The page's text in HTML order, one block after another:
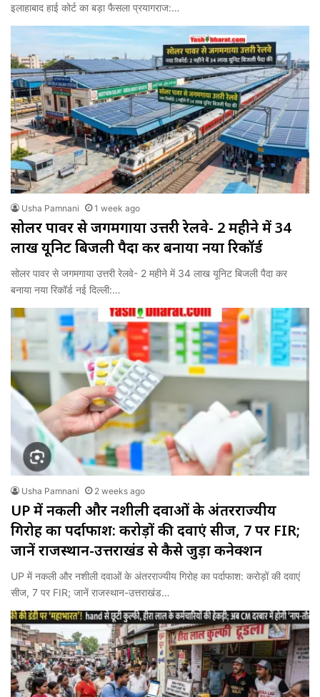
इलाहाबाद हाई कोर्ट का बड़ा फैसला प्रयागराज:…
Usha Pamnani 1 week ago
सोलर पावर से जगमगाया उत्तरी रेलवे- 2 महीने में 34
लाख यूनिट बिजली पैदा कर बनाया नया रिकॉर्ड
सोलर पावर से जगमगाया उत्तरी रेलवे- 2 महीने में 34 लाख यूनिट बिजली पैदा कर
बनाया नया रिकॉर्ड नई दिल्ली:…
Usha Pamnani 2 weeks ago
UP में नकली और नशीली दवाओं के अंतरराज्यीय
गिरोह का पर्दाफाश: करोड़ों की दवाएं सीज, 7 पर FIR;
जानें राजस्थान-उत्तराखंड से कैसे जुड़ा कनेक्शन
UP में नकली और नशीली दवाओं के अंतरराज्यीय गिरोह का पर्दाफाश: करोड़ों की दवाएं
सीज, 7 पर FIR; जानें राजस्थान-उत्तराखंड…